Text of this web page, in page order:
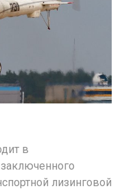
в
лизинговой